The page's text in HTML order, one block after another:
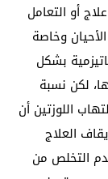
أو التعامل
وخاصة
بشكل
لكن نسبة
اللوزتين أن
العلاج
التخلص من